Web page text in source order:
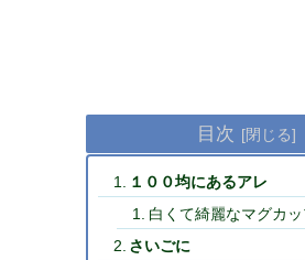
目次
１００均にあるアレ
白くて綺麗なマグカ
さいごに